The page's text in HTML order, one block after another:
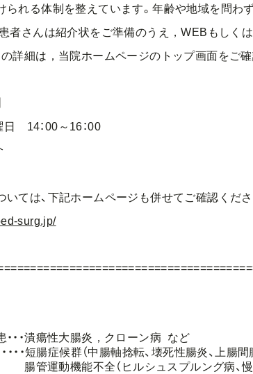
れる体制を整えています。年齢や地域を問わ
さんは紹介状をご準備のうえ，WEBもしくは
細は，当院ホームページのトップ画面をご確
14：00～16：00
は、下記ホームページも併せてご確認くださ
surg.jp/
潰瘍性大腸炎，クローン病 など
・短腸症候群（中腸軸捻転、壊死性腸炎、
上腸
（ヒルシュスプルング病、慢性特